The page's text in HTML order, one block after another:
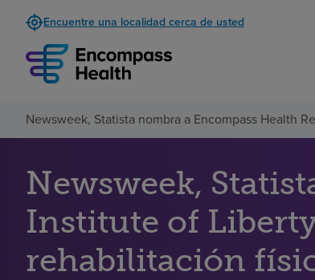
Encuentre una localidad cerca de usted
Newsweek, Statista nombra a Encompass Health
Newsweek,
Institute of
rehabilitación